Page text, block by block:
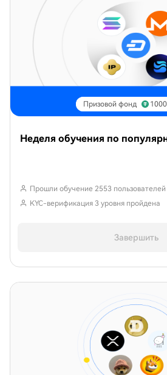
Призовой фонд 1000
Неделя обучения по
Прошли обучение 2553 пользователей
KYC-верификация 3 уровня пройдена
Завершить